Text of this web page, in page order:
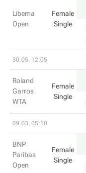
Libema
Open
Female
Single
30.05, 12:05
Roland
Garros
WTA
Female
Single
09.03, 05:10
BNP
Paribas
Open
Female
Single